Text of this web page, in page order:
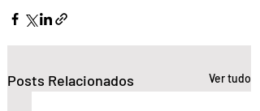
Posts Relacionados Ver tudo